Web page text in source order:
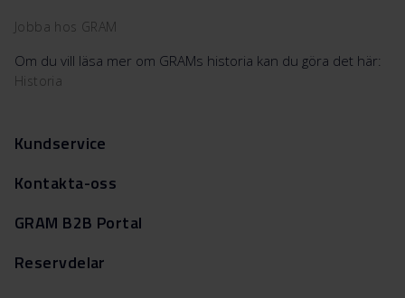
Jobba hos GRAM
Om du vill läsa mer om GRAMs historia kan du göra det här:
Historia
Kundservice
Kontakta-oss
GRAM B2B Portal
Reservdelar